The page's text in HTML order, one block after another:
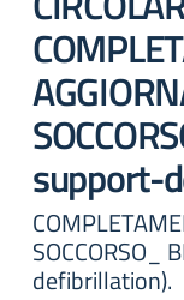
support-
SOCCORSO_
defibrillation).